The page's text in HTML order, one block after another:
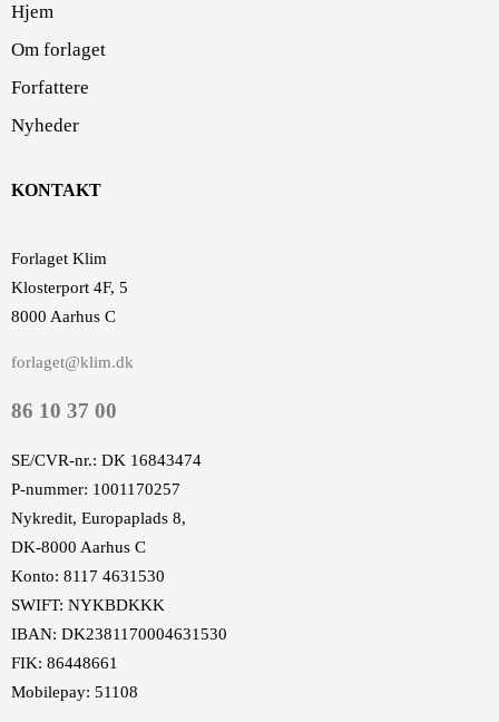
Hjem
Om forlaget
Forfattere
Nyheder
KONTAKT
Forlaget Klim
Klosterport 4F, 5
8000 Aarhus C
forlaget@klim.dk
86 10 37 00
SE/CVR-nr.: DK 16843474
P-nummer: 1001170257
Nykredit, Europaplads 8,
DK-8000 Aarhus C
Konto: 8117 4631530
SWIFT: NYKBDKKK
IBAN: DK2381170004631530
FIK: 86448661
Mobilepay: 51108